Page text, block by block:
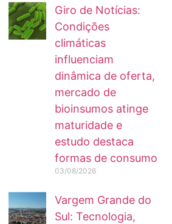
Giro de Notícias:
Condições
climáticas
influenciam
dinâmica de oferta,
mercado de
bioinsumos atinge
maturidade e
estudo destaca
formas de consumo
03/08/2026
Vargem Grande do
Sul: Tecnologia,